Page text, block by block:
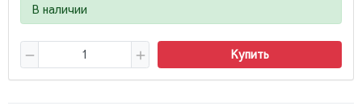
В наличии
Купить